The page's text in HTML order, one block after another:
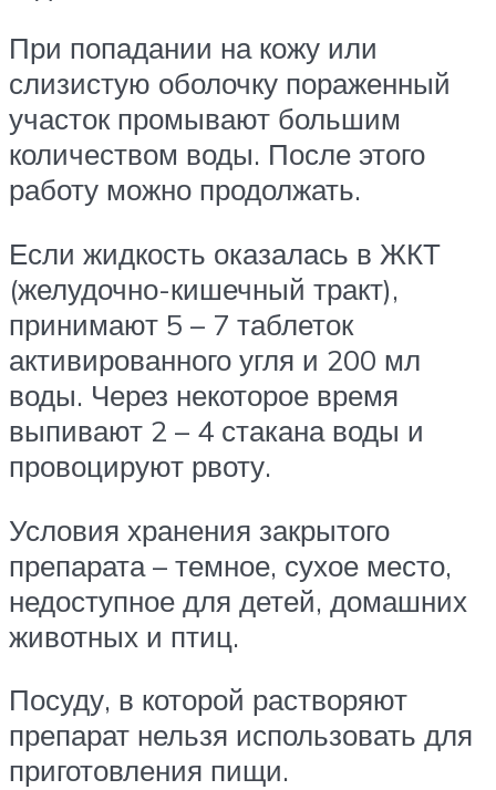
При попадании на кожу или
слизистую оболочку пораженный
участок промывают большим
количеством воды. После этого
работу можно продолжать.
Если жидкость оказалась в ЖКТ
(желудочно-кишечный тракт),
принимают 5 – 7 таблеток
активированного угля и 200 мл
воды. Через некоторое время
выпивают 2 – 4 стакана воды и
провоцируют рвоту.
Условия хранения закрытого
препарата – темное, сухое место,
недоступное для детей, домашних
животных и птиц.
Посуду, в которой растворяют
препарат нельзя использовать для
приготовления пищи.